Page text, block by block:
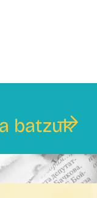
batzuk